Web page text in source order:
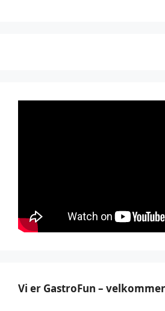
Vi er GastroFun –